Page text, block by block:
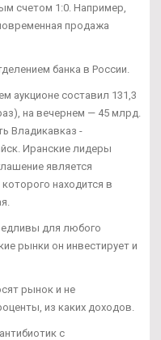
счетом 1:0. Например,
продажа
банка в России.
аукционе составил 131,3
на вечернем — 45 млрд.
Владикавказ -
Иранские лидеры
является
находится в
для любого
рынки он инвестирует и
рынок и не
из каких доходов.
с